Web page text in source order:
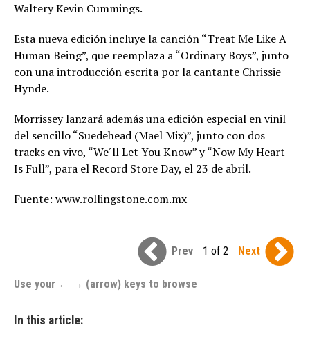
Waltery Kevin Cummings.
Esta nueva edición incluye la canción “Treat Me Like A
Human Being”, que reemplaza a “Ordinary Boys”, junto
con una introducción escrita por la cantante Chrissie
Hynde.
Morrissey lanzará además una edición especial en vinil
del sencillo “Suedehead (Mael Mix)”, junto con dos
tracks en vivo, “We´ll Let You Know” y “Now My Heart
Is Full”, para el Record Store Day, el 23 de abril.
Fuente: www.rollingstone.com.mx
Prev 1 of 2 Next
Use your ← → (arrow) keys to browse
In this article: